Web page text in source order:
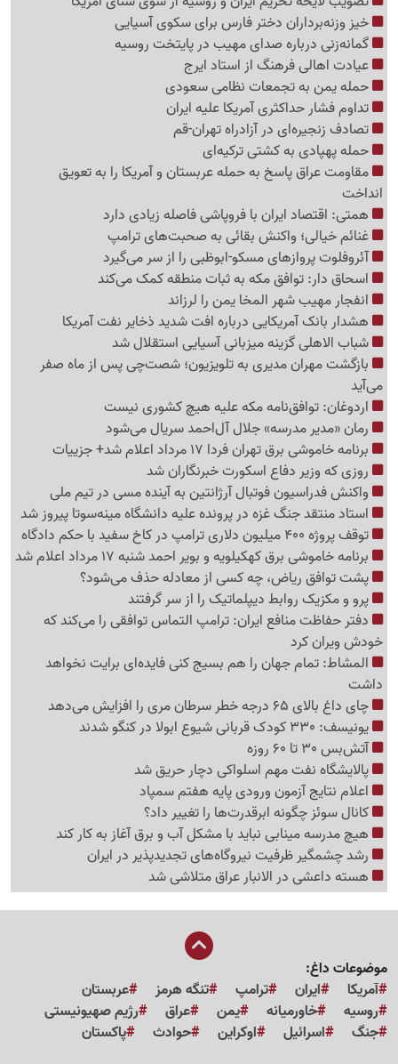
خیز وزنه‌برداران دختر فارس برای سکوی آسیایی
گمانه‌زنی درباره صدای مهیب در پایتخت روسیه
عیادت اهالی فرهنگ از استاد ایرج
حمله یمن به تجمعات نظامی سعودی
تداوم فشار حداکثری آمریکا علیه ایران
تصادف زنجیره‌ای در آزادراه تهران-قم
حمله پهپادی به کشتی ترکیه‌ای
مقاومت عراق پاسخ به حمله عربستان و آمریکا را به تعویق
انداخت
همتی: اقتصاد ایران با فروپاشی فاصله زیادی دارد
غنائم خیالی؛ واکنش بقائی به صحبت‌های ترامپ
آئروفلوت پروازهای مسکو-ابوظبی را از سر می‌گیرد
اسحاق دار: توافق مکه به ثبات منطقه کمک می‌کند
انفجار مهیب شهر المخا یمن را لرزاند
هشدار بانک آمریکایی درباره افت شدید ذخایر نفت آمریکا
شباب الاهلی گزینه میزبانی آسیایی استقلال شد
بازگشت مهران مدیری به تلویزیون؛ شصت‌چی پس از ماه صفر
می‌آید
اردوغان: توافق‌نامه مکه علیه هیچ کشوری نیست
رمان «مدیر مدرسه» جلال آل‌احمد سریال می‌شود
برنامه خاموشی برق تهران فردا 17 مرداد اعلام شد+ جزییات
روزی که وزیر دفاع اسکورت خبرنگاران شد
واکنش فدراسیون فوتبال آرژانتین به آینده مسی در تیم ملی
استاد منتقد جنگ غزه در پرونده علیه دانشگاه مینه‌سوتا پیروز شد
توقف پروژه 400 میلیون دلاری ترامپ در کاخ سفید با حکم دادگاه
برنامه خاموشی برق کهکیلویه و بویر احمد شنبه 17 مرداد اعلام شد
پشت توافق ریاض، چه کسی از معادله حذف می‌شود؟
پرو و مکزیک روابط دیپلماتیک را از سر گرفتند
دفتر حفاظت منافع ایران: ترامپ التماس توافقی را می‌کند که
خودش ویران کرد
المشاط: تمام جهان را هم بسیج کنی فایده‌ای برایت نخواهد
داشت
چای داغ بالای 65 درجه خطر سرطان مری را افزایش می‌دهد
یونیسف: 330 کودک قربانی شیوع ابولا در کنگو شدند
آتش‌بس 30 تا 60 روزه
پالایشگاه نفت مهم اسلواکی دچار حریق شد
اعلام نتایج آزمون ورودی پایه هفتم سمپاد
کانال سوئز چگونه ابرقدرت‌ها را تغییر داد؟
هیچ مدرسه مینابی نباید با مشکل آب و برق آغاز به کار کند
رشد چشمگیر ظرفیت نیروگاه‌های تجدیدپذیر در ایران
هسته داعشی در الانبار عراق متلاشی شد
موضوعات داغ:
آمریکا
ایران ترامپ تنگه هرمز
عربستان
روسیه
خاورمیانه یمن عراق
رژیم صهیونیستی
جنگ
اسرائیل اوکراین حوادث پاکستان